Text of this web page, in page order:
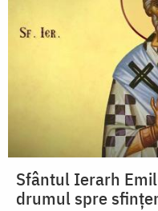
Sfântul Ierarh
drumul spre